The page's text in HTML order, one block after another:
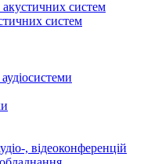
систем
систем
, відеоконференцій